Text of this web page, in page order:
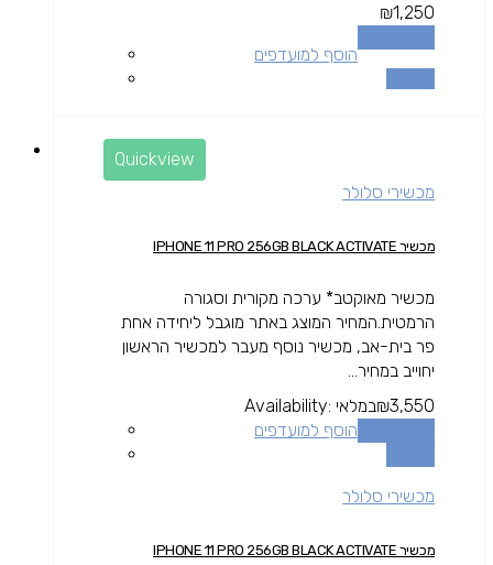
₪1,250
הוסף למועדפים
Quickview
מכשירי סלולר
מכשיר IPHONE 11 PRO 256GB BLACK ACTIVATE
מכשיר מאוקטב* ערכה מקורית וסגורה
הרמטית.המחיר המוצג באתר מוגבל ליחידה אחת
פר בית-אב, מכשיר נוסף מעבר למכשיר הראשון
יחוייב במחיר...
₪3,550
Availability: במלאי
הוסף למועדפים
מכשירי סלולר
מכשיר IPHONE 11 PRO 256GB BLACK ACTIVATE